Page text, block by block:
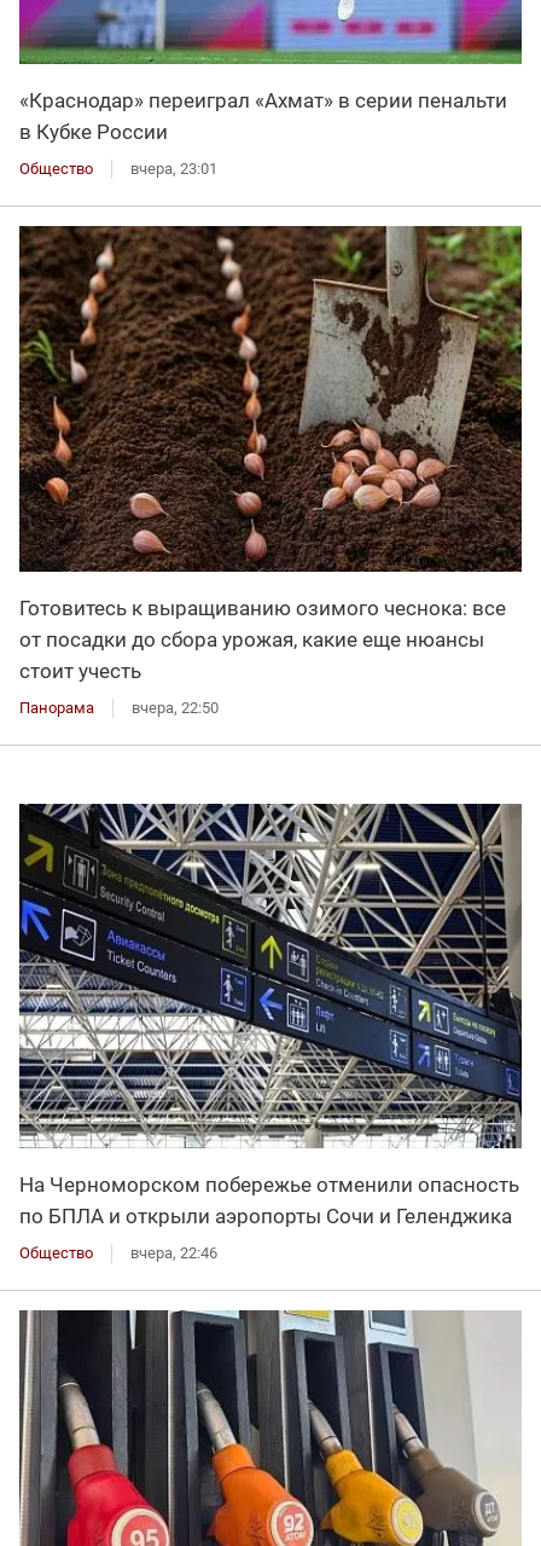
«Краснодар» переиграл «Ахмат» в серии пенальти
в Кубке России
Общество вчера, 23:01
Готовитесь к выращиванию озимого чеснока: все
от посадки до сбора урожая, какие еще нюансы
стоит учесть
Панорама вчера, 22:50
На Черноморском побережье отменили опасность
по БПЛА и открыли аэропорты Сочи и Геленджика
Общество вчера, 22:46